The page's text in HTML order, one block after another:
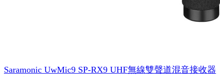
Saramonic UwMic9 SP-RX9 UHF無線雙聲道混音接收器